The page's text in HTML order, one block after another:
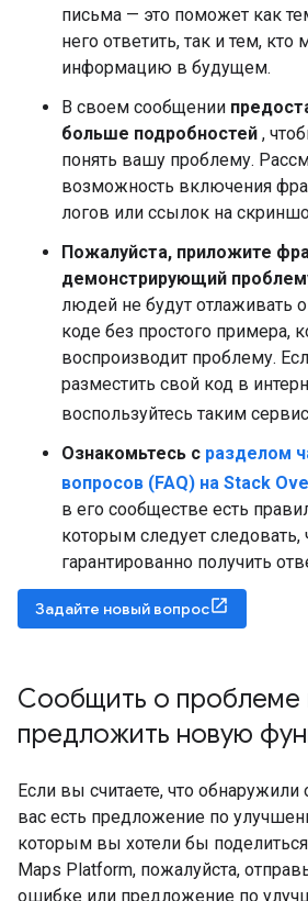
письма — это поможет как
него ответить, так и тем, кто
информацию в будущем.
В своем сообщении
больше подробностей ,
понять вашу проблему.
возможность включения
логов или ссылок на
Пожалуйста, приложите
демонстрирующий
людей не будут
коде без простого примера,
воспроизводит проблему.
разместить свой код в
воспользуйтесь таким
Ознакомьтесь с разделом
вопросов (FAQ) на Stack
в его сообществе есть
которым следует следовать,
гарантированно получить
Задайте новый вопрос
Сообщить о проблеме
предложить новую
Если вы считаете, что
вас есть предложение по
которым вы хотели бы
Maps Platform, пожалуйста,
ошибке или предложение по